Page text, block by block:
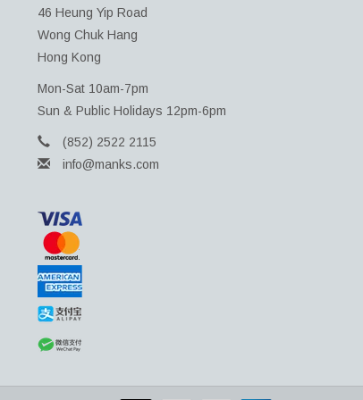
46 Heung Yip Road
Wong Chuk Hang
Hong Kong
Mon-Sat 10am-7pm
Sun & Public Holidays 12pm-6pm
(852) 2522 2115
info@manks.com